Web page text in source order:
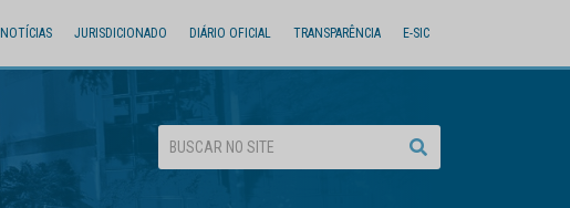
NOTÍCIAS JURISDICIONADO DIÁRIO OFICIAL TRANSPARÊNCIA E-SIC